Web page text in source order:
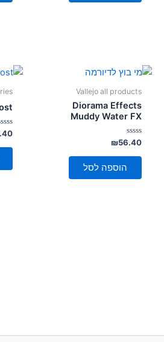
Vallejo all products
Diorama Effects
Muddy Water FX
דורג
0
מתוך
₪56.40
הוספה לסל
דורג
0